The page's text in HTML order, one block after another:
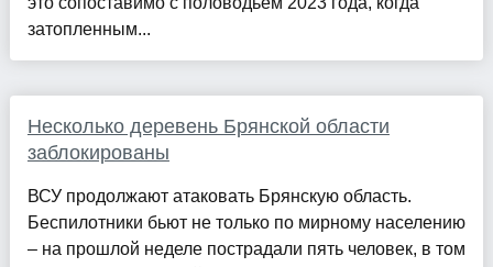
затопленным...
Несколько деревень Брянской области
заблокированы
ВСУ продолжают атаковать Брянскую область.
Беспилотники бьют не только по мирному населению
– на прошлой неделе пострадали пять человек, в том